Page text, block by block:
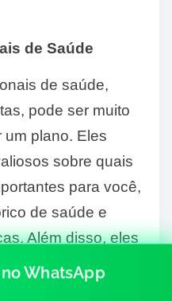
de Saúde
de saúde,
pode ser muito
um plano. Eles
sobre quais
para você,
de saúde e
Além disso, eles
melhor os
e a identificar
WhatsApp